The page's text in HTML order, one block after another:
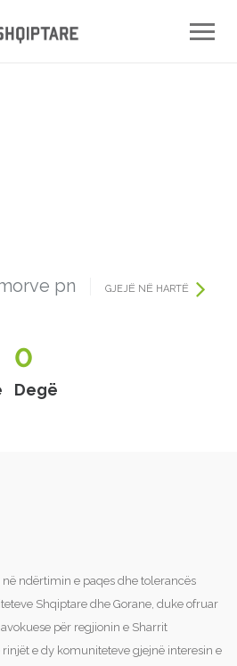
Toggle
pn GJEJË NË HARTË
0
Degë
ndërtimin e paqes dhe tolerancës
Shqiptare dhe Gorane, duke ofruar
për regjionin e Sharrit
e dy komuniteteve gjejnë interesin e